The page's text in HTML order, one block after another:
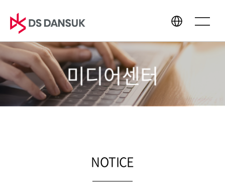
회사소개
CEO 인사말
사업영역
바이오에너지
미디어센터
NOTICE